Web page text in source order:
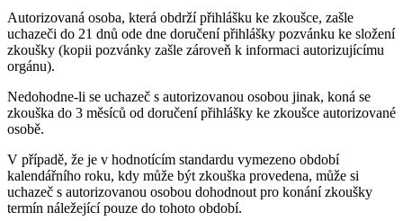
Autorizovaná osoba, která obdrží přihlášku ke zkoušce, zašle
uchazeči do 21 dnů ode dne doručení přihlášky pozvánku ke složení
zkoušky (kopii pozvánky zašle zároveň k informaci autorizujícímu
orgánu).
Nedohodne-li se uchazeč s autorizovanou osobou jinak, koná se
zkouška do 3 měsíců od doručení přihlášky ke zkoušce autorizované
osobě.
V případě, že je v hodnotícím standardu vymezeno období
kalendářního roku, kdy může být zkouška provedena, může si
uchazeč s autorizovanou osobou dohodnout pro konání zkoušky
termín náležející pouze do tohoto období.